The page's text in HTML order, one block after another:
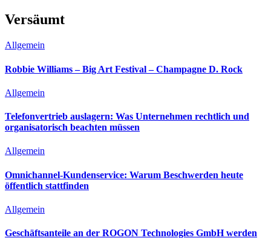
Versäumt
Allgemein
Robbie Williams – Big Art Festival – Champagne D. Rock
Allgemein
Telefonvertrieb auslagern: Was Unternehmen rechtlich und
organisatorisch beachten müssen
Allgemein
Omnichannel-Kundenservice: Warum Beschwerden heute
öffentlich stattfinden
Allgemein
Geschäftsanteile an der ROGON Technologies GmbH werden